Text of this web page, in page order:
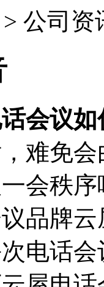
> 公司资
会议
难免
会秩序
品牌
电话